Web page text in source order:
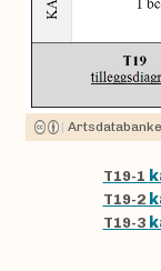
|
T19-1
T19-2
T19-3